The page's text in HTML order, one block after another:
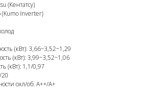
(Кентатсу)
Inverter)
(кВт): 3,66~3,52~1,29
(кВт): 3,99~3,52~1,06
(кВт): 1,1/0,97
охл/об: A++/A+